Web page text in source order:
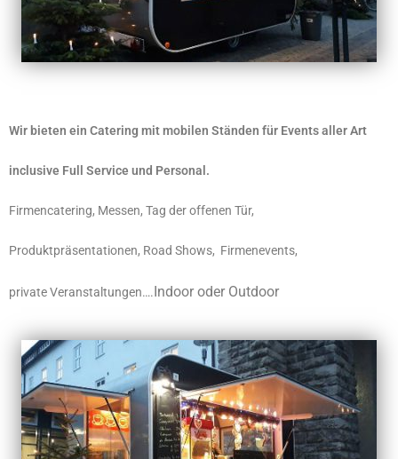
Wir bieten ein Catering mit mobilen Ständen für Events aller Art
inclusive Full Service und Personal.
Firmencatering, Messen, Tag der offenen Tür,
Produktpräsentationen, Road Shows, Firmenevents,
private Veranstaltungen….Indoor oder Outdoor